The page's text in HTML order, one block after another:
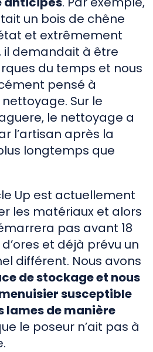
un bois de chêne
et extrêmement
il demandait à être
du temps et nous
pensé à
Sur le
le nettoyage a
l’artisan après la
longtemps que
Up est actuellement
les matériaux et alors
pas avant 18
et déjà prévu un
différent. Nous avons
de stockage et nous
susceptible
lames de manière
le poseur n’ait pas à